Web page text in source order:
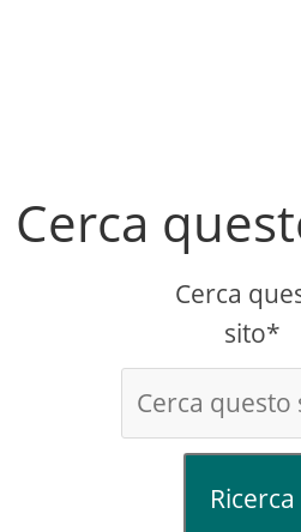
Cerca
Cerca
sito*
Ricerca